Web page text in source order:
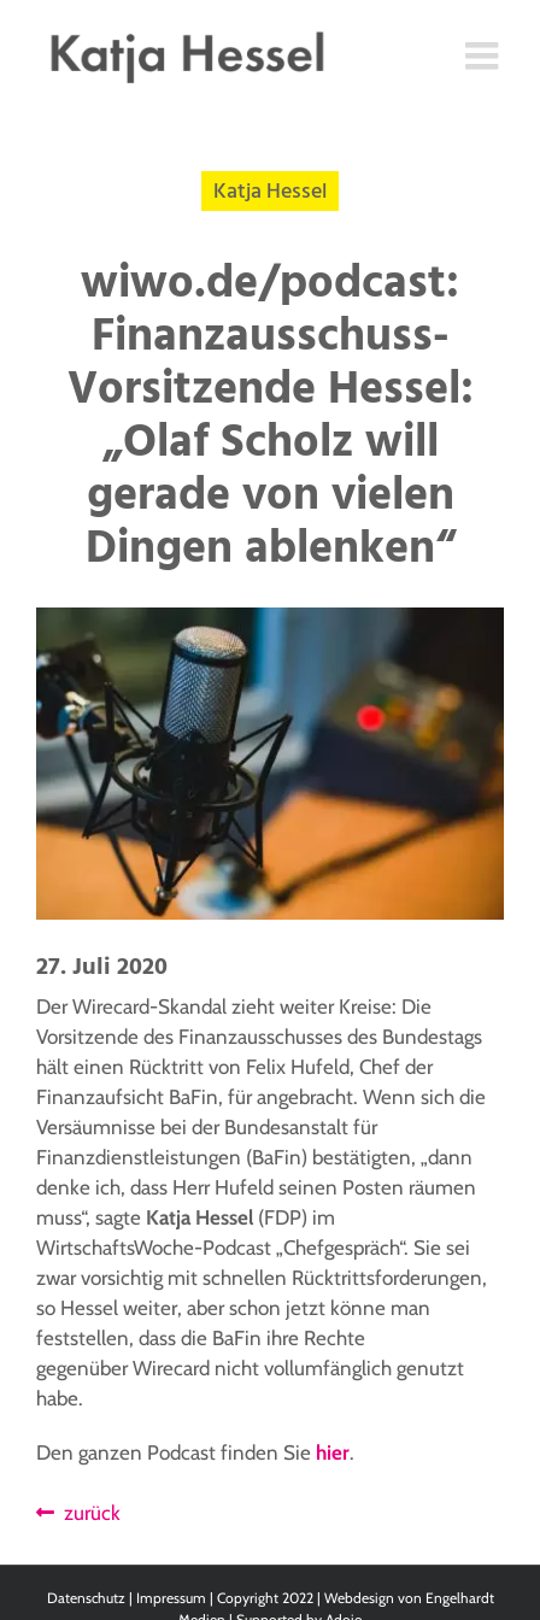
springen
Katja Hessel
wiwo.de/podcast:
Finanzausschuss-
Vorsitzende Hessel:
„Olaf Scholz will
gerade von vielen
Dingen ablenken“
27. Juli 2020
Der Wirecard-Skandal zieht weiter Kreise: Die
Vorsitzende des Finanzausschusses des Bundestags
hält einen Rücktritt von Felix Hufeld, Chef der
Finanzaufsicht BaFin, für angebracht. Wenn sich die
Versäumnisse bei der Bundesanstalt für
Finanzdienstleistungen (BaFin) bestätigten, „dann
denke ich, dass Herr Hufeld seinen Posten räumen
muss“, sagte Katja Hessel (FDP) im
WirtschaftsWoche-Podcast „Chefgespräch“. Sie sei
zwar vorsichtig mit schnellen Rücktrittsforderungen,
so Hessel weiter, aber schon jetzt könne man
feststellen, dass die BaFin ihre Rechte
gegenüber Wirecard nicht vollumfänglich genutzt
habe.
Den ganzen Podcast finden Sie hier.
zurück
Datenschutz| Impressum | Copyright 2022 | Webdesign von Engelhardt